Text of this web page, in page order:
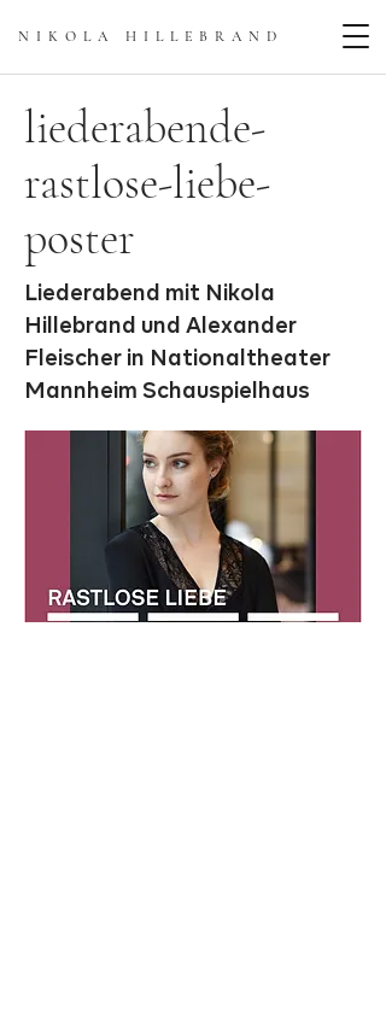
NIKOLA HILLEBRAN D
liederabende-
rastlose-liebe-
poster
Liederabend mit Nikola
Hillebrand und Alexander
Fleischer in Nationaltheater
Mannheim Schauspielhaus